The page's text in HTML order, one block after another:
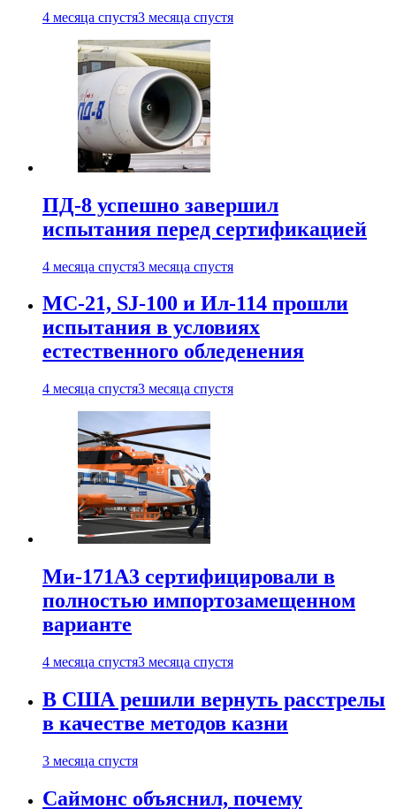
4 месяца спустя3 месяца спустя
ПД-8 успешно завершил
испытания перед сертификацией
4 месяца спустя3 месяца спустя
МС-21, SJ-100 и Ил-114 прошли
испытания в условиях
естественного обледенения
4 месяца спустя3 месяца спустя
Ми-171А3 сертифицировали в
полностью импортозамещенном
варианте
4 месяца спустя3 месяца спустя
В США решили вернуть расстрелы
в качестве методов казни
3 месяца спустя
Саймонс объяснил, почему